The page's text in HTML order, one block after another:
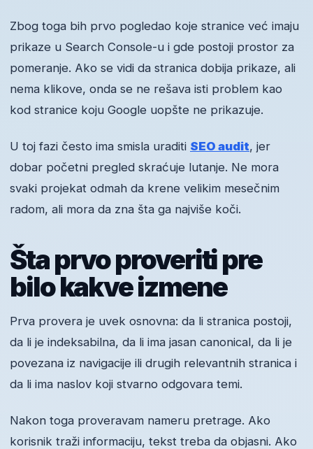
Zbog toga bih prvo pogledao koje stranice već imaju
prikaze u Search Console-u i gde postoji prostor za
pomeranje. Ako se vidi da stranica dobija prikaze, ali
nema klikove, onda se ne rešava isti problem kao
kod stranice koju Google uopšte ne prikazuje.
U toj fazi često ima smisla uraditi SEO audit, jer
dobar početni pregled skraćuje lutanje. Ne mora
svaki projekat odmah da krene velikim mesečnim
radom, ali mora da zna šta ga najviše koči.
Šta prvo proveriti pre
bilo kakve izmene
Prva provera je uvek osnovna: da li stranica postoji,
da li je indeksabilna, da li ima jasan canonical, da li je
povezana iz navigacije ili drugih relevantnih stranica i
da li ima naslov koji stvarno odgovara temi.
Nakon toga proveravam nameru pretrage. Ako
korisnik traži informaciju, tekst treba da objasni. Ako